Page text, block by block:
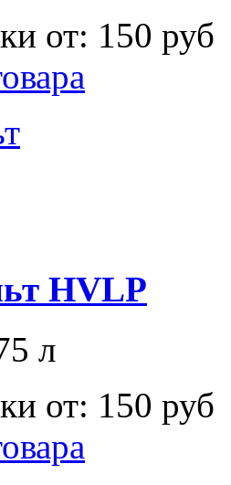
от: 150 руб
HVLP
л
от: 150 руб